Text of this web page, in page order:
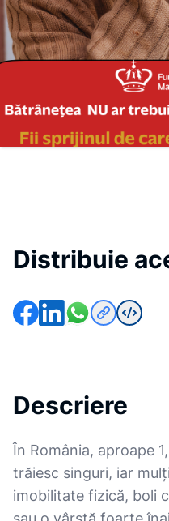
Distribuie
Descriere
În România, aproape
trăiesc singuri, iar
imobilitate fizică, boli